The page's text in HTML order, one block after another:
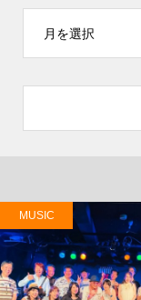
月を選択
MUSIC